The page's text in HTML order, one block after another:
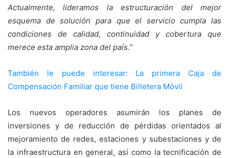
Actualmente, lideramos la estructuración del mejor
esquema de solución para que el servicio cumpla las
condiciones de calidad, continuidad y cobertura que
merece esta amplia zona del país.”
También le puede interesar: La primera Caja de
Compensación Familiar que tiene Billetera Móvil
Los nuevos operadores asumirán los planes de
inversiones y de reducción de pérdidas orientados al
mejoramiento de redes, estaciones y subestaciones y de
la infraestructura en general, así como la tecnificación de